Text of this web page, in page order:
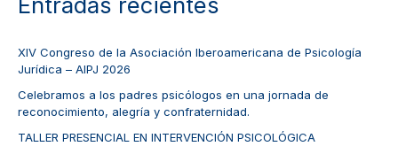
XIV Congreso de la Asociación Iberoamericana de Psicología
Jurídica – AIPJ 2026
Celebramos a los padres psicólogos en una jornada de
reconocimiento, alegría y confraternidad.
TALLER PRESENCIAL EN INTERVENCIÓN PSICOLÓGICA